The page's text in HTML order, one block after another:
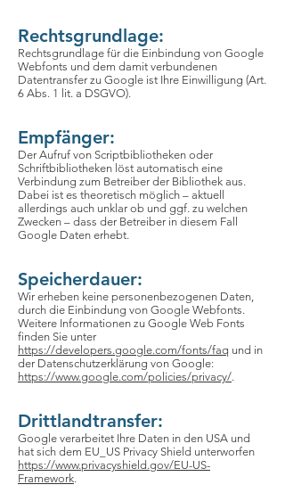
Rechtsgrundlage:
Rechtsgrundlage für die Einbindung von Google
Webfonts und dem damit verbundenen
Datentransfer zu Google ist Ihre Einwilligung (Art.
6 Abs. 1 lit. a DSGVO).
Empfänger:
Der Aufruf von Scriptbibliotheken oder
Schriftbibliotheken löst automatisch eine
Verbindung zum Betreiber der Bibliothek aus.
Dabei ist es theoretisch möglich – aktuell
allerdings auch unklar ob und ggf. zu welchen
Zwecken – dass der Betreiber in diesem Fall
Google Daten erhebt.
Speicherdauer:
Wir erheben keine personenbezogenen Daten,
durch die Einbindung von Google Webfonts.
Weitere Informationen zu Google Web Fonts
finden Sie unter
https://developers.google.com/fonts/faq und in
der Datenschutzerklärung von Google:
https://www.google.com/policies/privacy/.
Drittlandtransfer:
Google verarbeitet Ihre Daten in den USA und
hat sich dem EU_US Privacy Shield unterworfen
https://www.privacyshield.gov/EU-US-
Framework.